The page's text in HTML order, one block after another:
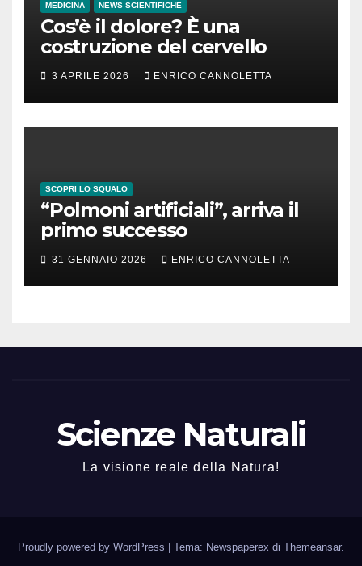
MEDICINA NEWS SCIENTIFICHE
Cos’è il dolore? È una
costruzione del cervello
3 APRILE 2026 ENRICO CANNOLETTA
SCOPRI LO SQUALO
“Polmoni artificiali”, arriva il
primo successo
31 GENNAIO 2026 ENRICO CANNOLETTA
Scienze Naturali
La visione reale della Natura!
Proudly powered by WordPress Tema: Newspaperex di Themeansar.